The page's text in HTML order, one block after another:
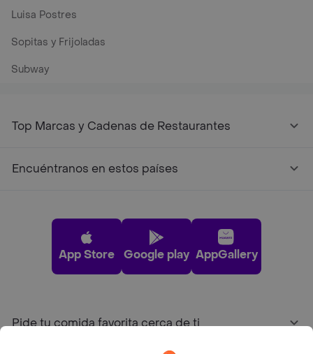
Luisa Postres
Sopitas y Frijoladas
Subway
Top Marcas y Cadenas de Restaurantes
Encuéntranos en estos países
App Store Google play AppGallery
Pide tu comida favorita cerca de ti